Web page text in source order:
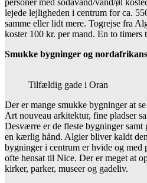
personer med sodavand/vand/øl
lejede lejligheden i centrum for ca.
samme eller lidt mere. Togrejse fra
koster 100 kr. per mand. En to timers
Smukke bygninger og
Tilfældig gade i Oran
Der er mange smukke bygninger at
Art nouveau arkitektur, fine pladser
Desværre er de fleste bygninger
en kærlig hånd. Algier bliver kaldt
bygninger i centrum er hvide og med
ofte hensat til Nice. Der er meget at
kirker, parker, museer og gadeliv.